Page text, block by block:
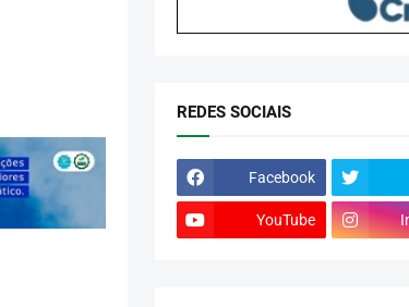
REDES SOCIAIS
Facebook
YouTube